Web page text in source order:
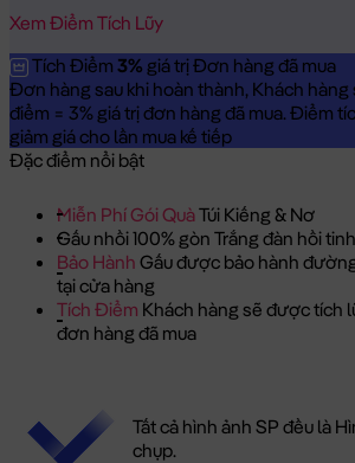
Xem Điểm Tích Lũy
Tích Điểm 3% giá trị Đơn hàng đã mua
Đơn hàng sau khi hoàn thành, Khách
điểm = 3% giá trị đơn hàng đã mua. Điểm
giảm giá cho lần mua kế tiếp
Đặc điểm nổi bật
Miễn Phí Gói QuàTúi Kiếng & Nơ
Gấu nhồi 100% gòn Trắng đàn hồi
Bảo Hành Gấu được bảo hành
tại cửa hàng
Tích Điểm Khách hàng sẽ được tích
đơn hàng đã mua
Tất cả hình ảnh SP đều là
chụp.